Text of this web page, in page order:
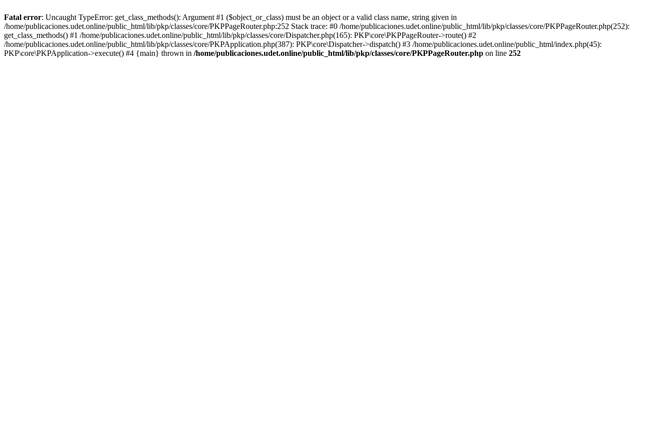
Fatal error: Uncaught TypeError: get_class_methods(): Argument #1 ($object_or_class) must be an object or a valid class name, string given in
/home/publicaciones.udet.online/public_html/lib/pkp/classes/core/PKPPageRouter.php:252 Stack trace: #0 /home/publicaciones.udet.online/public_html/lib/pkp/classes/core/PKPPageRouter.php(252):
get_class_methods() #1 /home/publicaciones.udet.online/public_html/lib/pkp/classes/core/Dispatcher.php(165): PKP\core\PKPPageRouter->route() #2
/home/publicaciones.udet.online/public_html/lib/pkp/classes/core/PKPApplication.php(387): PKP\core\Dispatcher->dispatch() #3 /home/publicaciones.udet.online/public_html/index.php(45):
PKP\core\PKPApplication->execute() #4 {main} thrown in /home/publicaciones.udet.online/public_html/lib/pkp/classes/core/PKPPageRouter.php on line 252